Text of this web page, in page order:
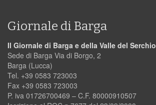
Giornale di Barga
Il Giornale di Barga e della Valle del Serchio
Sede di Barga Via di Borgo, 2
Barga (Lucca)
Tel. +39 0583 723003
Fax +39 0583 723003
P. iva 01726700469 – C.F. 80000910507